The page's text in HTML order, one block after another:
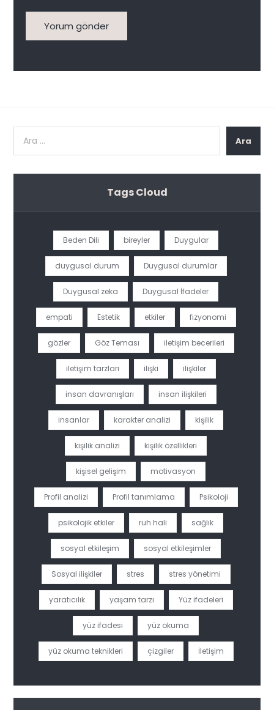
Yorum gönder
Ara
Tags Cloud
Beden Dili bireyler Duygular
duygusal durum Duygusal durumlar
Duygusal zeka Duygusal İfadeler
empati Estetik etkiler fizyonomi
gözler Göz Teması iletişim becerileri
iletişim tarzları ilişki ilişkiler
insan davranışları insan ilişkileri
insanlar karakter analizi kişilik
kişilik analizi kişilik özellikleri
kişisel gelişim motivasyon
Profil analizi Profil tanımlama Psikoloji
psikolojik etkiler ruh hali sağlık
sosyal etkileşim sosyal etkileşimler
Sosyal ilişkiler stres stres yönetimi
yaratıcılık yaşam tarzı Yüz ifadeleri
yüz ifadesi yüz okuma
yüz okuma teknikleri çizgiler İletişim